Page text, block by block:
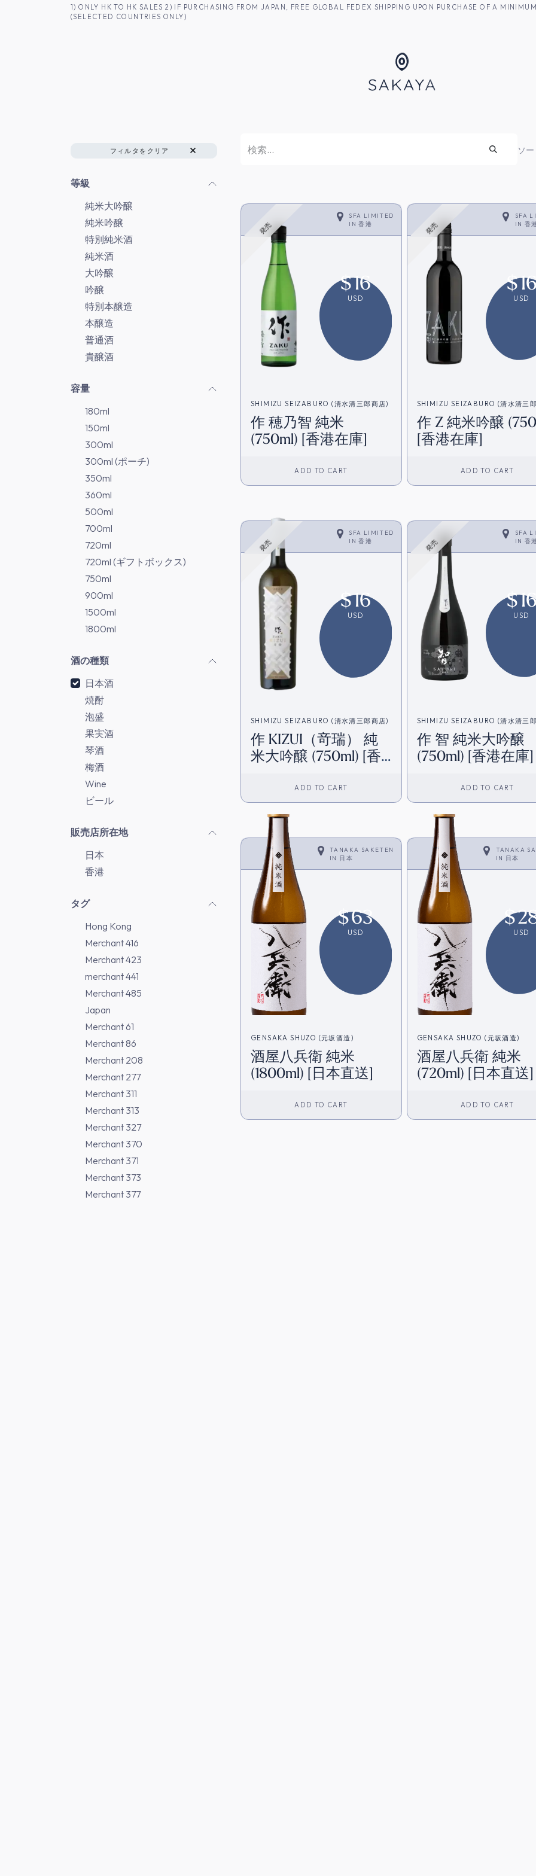
コンテンツへスキップ1) ONLY HK TO HK SALES 2) IF PURCHASING FROM JAPAN, FREE GLOBAL FEDEX SHIPPING UPON PURCHASE OF A
(SELECTED COUNTRIES ONLY)
フィルタをクリア
等級
純米大吟醸
純米吟醸
特別純米酒
純米酒
大吟醸
吟醸
特別本醸造
本醸造
普通酒
貴醸酒
容量
180ml
150ml
300ml
300ml (ポーチ)
350ml
360ml
500ml
700ml
720ml
720ml (ギフトボックス)
750ml
900ml
1500ml
1800ml
酒の種類
日本酒
焼酎
泡盛
果実酒
琴酒
梅酒
Wine
ビール
販売店所在地
日本
香港
タグ
Hong Kong
Merchant 416
Merchant 423
merchant 441
Merchant 485
Japan
Merchant 61
Merchant 86
Merchant 208
Merchant 277
Merchant 311
Merchant 313
Merchant 327
Merchant 370
Merchant 371
Merchant 373
Merchant 377
ソー
SFA LIMITED
IN香港
発売
$16
USD
SHIMIZU SEIZABURO (清水清三郎商店)
作 穂乃智 純米
(750ml) [香港在庫]
ADD TO CART
SFA
IN香
発売
$
USD
SHIMIZU SEIZABURO (清水清三
作 Z 純米吟醸
[香港在庫]
ADD TO CART
SFA LIMITED
IN香港
発売
$16
USD
SHIMIZU SEIZABURO (清水清三郎商店)
作 KIZUI（竒瑞） 純
米大吟醸 (750ml) [香
ADD TO CART
SFA
IN香
発売
$
USD
SHIMIZU SEIZABURO (清水清三
作 智 純米大吟醸
(750ml) [香港在庫]
ADD TO CART
TANAKA SAKETEN
IN 日本
$63
USD
GENSAKA SHUZO (元坂酒造)
酒屋八兵衛 純米
(1800ml) [日本直送]
ADD TO CART
TANAKA
IN 日本
$
USD
GENSAKA SHUZO (元坂酒造)
酒屋八兵衛 純米
(720ml) [日本直送]
ADD TO CART